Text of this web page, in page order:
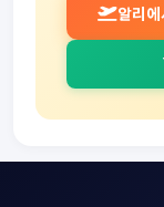
알리